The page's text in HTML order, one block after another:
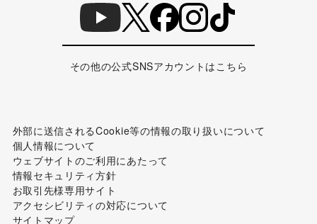
その他の公式SNSアカウントはこちら
外部に送信されるCookie等の情報の取り扱いについて
個人情報について
ウェブサイトのご利用にあたって
情報セキュリティ方針
お取引先様専用サイト
アクセシビリティの対応について
サイトマップ